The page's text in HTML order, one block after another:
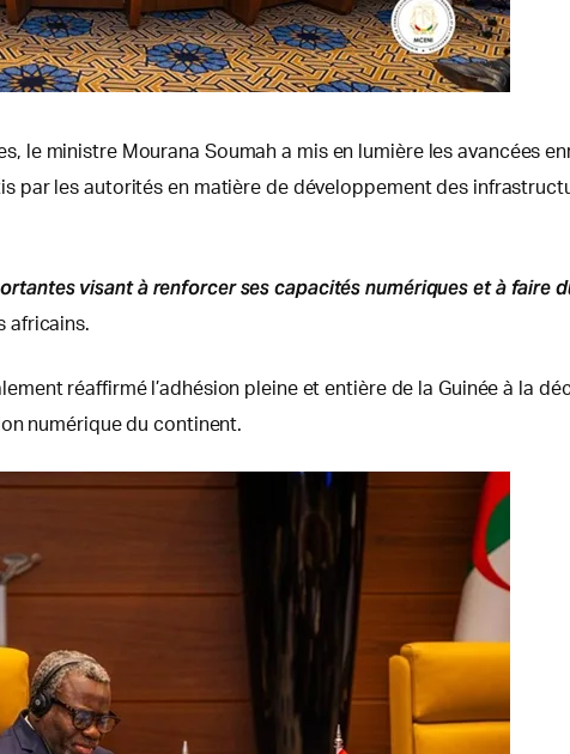
le ministre Mourana Soumah a mis en lumière les avancées
par les autorités en matière de développement des
visant à renforcer ses capacités numériques et à
africains.
réaffirmé l’adhésion pleine et entière de la Guinée à la
numérique du continent.